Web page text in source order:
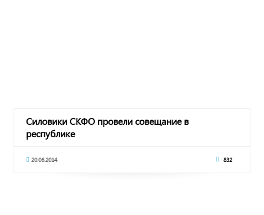
Силовики СКФО провели совещание в
республике
20.06.2014 832